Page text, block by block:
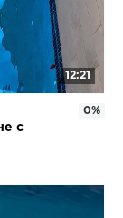
12:21
с
0%